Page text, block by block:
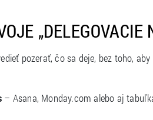
„DELEGOVACIE
pozerať, čo sa deje, bez toho,
– Asana, Monday.com alebo aj